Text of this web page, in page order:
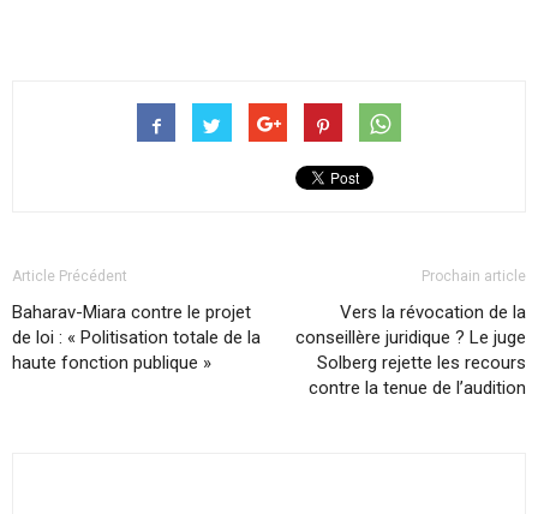
Article Précédent
Baharav-Miara contre le projet
de loi : « Politisation totale de la
haute fonction publique »
Prochain article
Vers la révocation de la
conseillère juridique ? Le juge
Solberg rejette les recours
contre la tenue de l’audition